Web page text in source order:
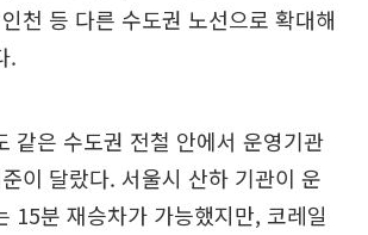
천 등 다른 수도권 노선으로 확대해
.
같은 수도권 전철 안에서 운영기관
이 달랐다. 서울시 산하 기관이 운
15분 재승차가 가능했지만, 코레일